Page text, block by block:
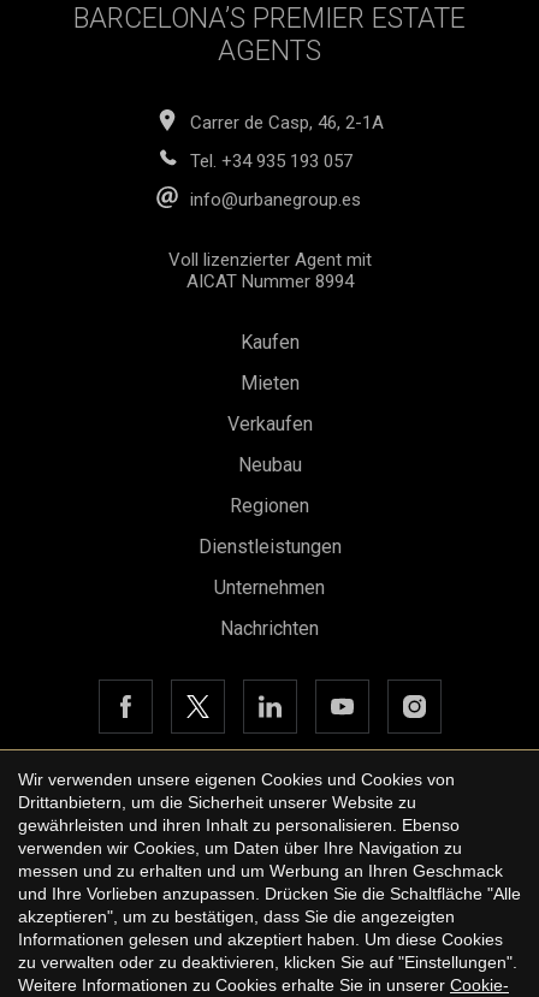
BARCELONA’S PREMIER ESTATE
AGENTS
Carrer de Casp, 46, 2-1A
Tel. +34 935 193 057
info@urbanegroup.es
Voll lizenzierter Agent mit
AICAT Nummer 8994
Kaufen
Mieten
Verkaufen
Neubau
Regionen
Dienstleistungen
Unternehmen
Nachrichten
Copyright © 2026 Urbane International Real Estate
Rechtshinweis der Website
Datenschutzbestimmungen
Cookie-Richtlinie
byiEstrategic
Wir verwenden unsere eigenen Cookies und Cookies von
Drittanbietern, um die Sicherheit unserer Website zu
gewährleisten und ihren Inhalt zu personalisieren. Ebenso
verwenden wir Cookies, um Daten über Ihre Navigation zu
messen und zu erhalten und um Werbung an Ihren Geschmack
und Ihre Vorlieben anzupassen. Drücken Sie die Schaltfläche "Alle
akzeptieren", um zu bestätigen, dass Sie die angezeigten
Informationen gelesen und akzeptiert haben. Um diese Cookies
zu verwalten oder zu deaktivieren, klicken Sie auf "Einstellungen".
Weitere Informationen zu Cookies erhalte Sie in unserer Cookie-
Konfiguration speichern Alle akzeptieren